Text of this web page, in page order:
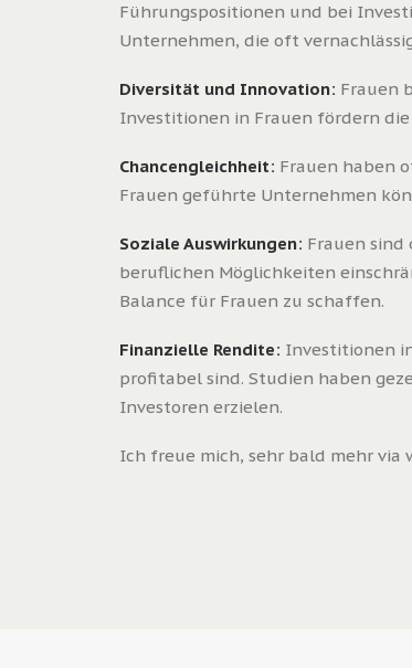
Führungspositionen und bei
Unternehmen, die oft
Diversität und Innovation: Frauen
Investitionen in Frauen fördern
Chancengleichheit: Frauen haben
Frauen geführte Unternehmen
Soziale Auswirkungen: Frauen
beruflichen Möglichkeiten
Balance für Frauen zu schaffen.
Finanzielle Rendite: Investitionen
profitabel sind. Studien haben
Investoren erzielen.
Ich freue mich, sehr bald mehr via